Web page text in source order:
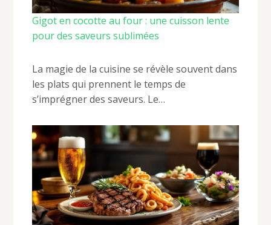
Gigot en cocotte au four : une cuisson lente
pour des saveurs sublimées
La magie de la cuisine se révèle souvent dans
les plats qui prennent le temps de
s’imprégner des saveurs. Le…